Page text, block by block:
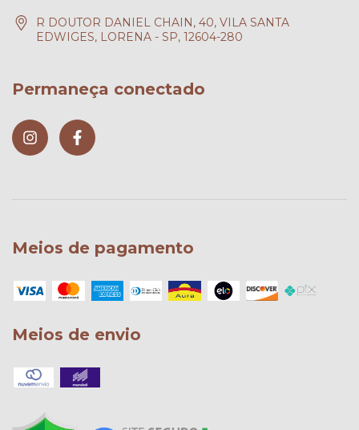
R DOUTOR DANIEL CHAIN, 40, VILA SANTA
EDWIGES, LORENA - SP, 12604-280
Permaneça conectado
Meios de pagamento
Meios de envio